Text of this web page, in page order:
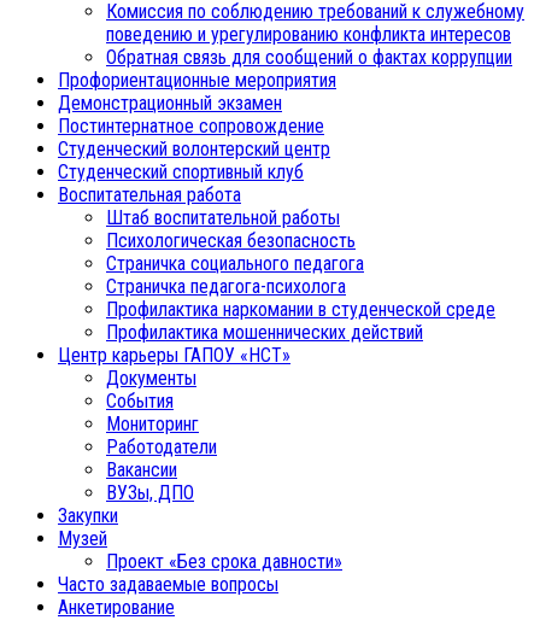
Комиссия по соблюдению требований к служебному
поведению и урегулированию конфликта интересов
Обратная связь для сообщений о фактах коррупции
Профориентационные мероприятия
Демонстрационный экзамен
Постинтернатное сопровождение
Студенческий волонтерский центр
Студенческий спортивный клуб
Воспитательная работа
Штаб воспитательной работы
Психологическая безопасность
Страничка социального педагога
Страничка педагога-психолога
Профилактика наркомании в студенческой среде
Профилактика мошеннических действий
Центр карьеры ГАПОУ «НСТ»
Документы
События
Мониторинг
Работодатели
Вакансии
ВУЗы, ДПО
Закупки
Музей
Проект «Без срока давности»
Часто задаваемые вопросы
Анкетирование